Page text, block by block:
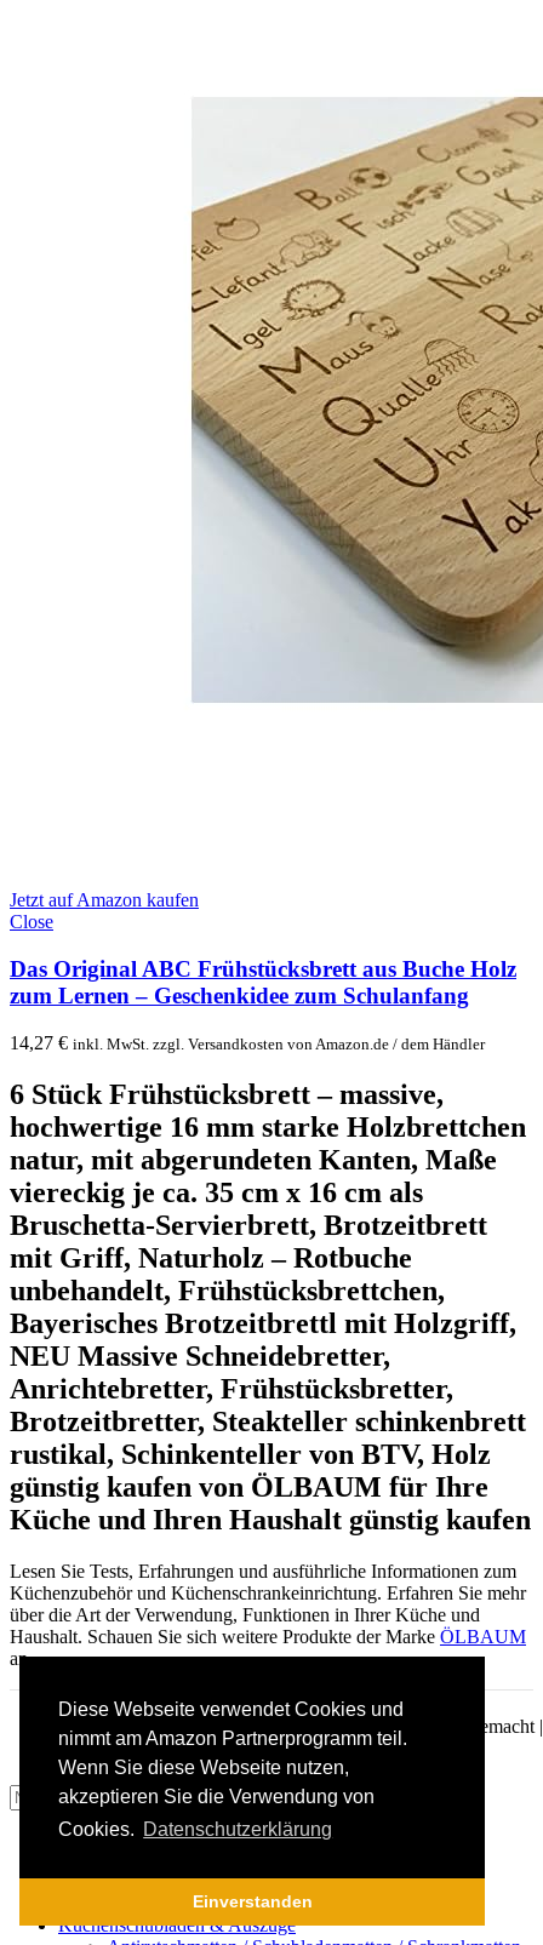
Diese Webseite verwendet Cookies und
nimmt am Amazon Partnerprogramm teil.
Wenn Sie diese Webseite nutzen,
akzeptieren Sie die Verwendung von
Cookies. Datenschutzerklärung
Einverstanden
Jetzt auf Amazon kaufen
Close
Das Original ABC Frühstücksbrett aus Buche Holz
zum Lernen – Geschenkidee zum Schulanfang
14,27 € inkl. MwSt. zzgl. Versandkosten von Amazon.de / dem Händler
6 Stück Frühstücksbrett – massive,
hochwertige 16 mm starke Holzbrettchen
natur, mit abgerundeten Kanten, Maße
viereckig je ca. 35 cm x 16 cm als
Bruschetta-Servierbrett, Brotzeitbrett
mit Griff, Naturholz – Rotbuche
unbehandelt, Frühstücksbrettchen,
Bayerisches Brotzeitbrettl mit Holzgriff,
NEU Massive Schneidebretter,
Anrichtebretter, Frühstücksbretter,
Brotzeitbretter, Steakteller schinkenbrett
rustikal, Schinkenteller von BTV, Holz
günstig kaufen von ÖLBAUM für Ihre
Küche und Ihren Haushalt günstig kaufen
Lesen Sie Tests, Erfahrungen und ausführliche Informationen zum
Küchenzubehör und Küchenschrankeinrichtung. Erfahren Sie mehr
über die Art der Verwendung, Funktionen in Ihrer Küche und
Haushalt. Schauen Sie sich weitere Produkte der Marke ÖLBAUM
an.
Alles für die Küche, Küchenschrankeinrichtung – Mit ♥ gemacht |
Datenschutz|Impressum
Suchen
Menü
Küchenunterschrank / Küchenzeile / Küchenblock
Küchenschubladen & Auszüge